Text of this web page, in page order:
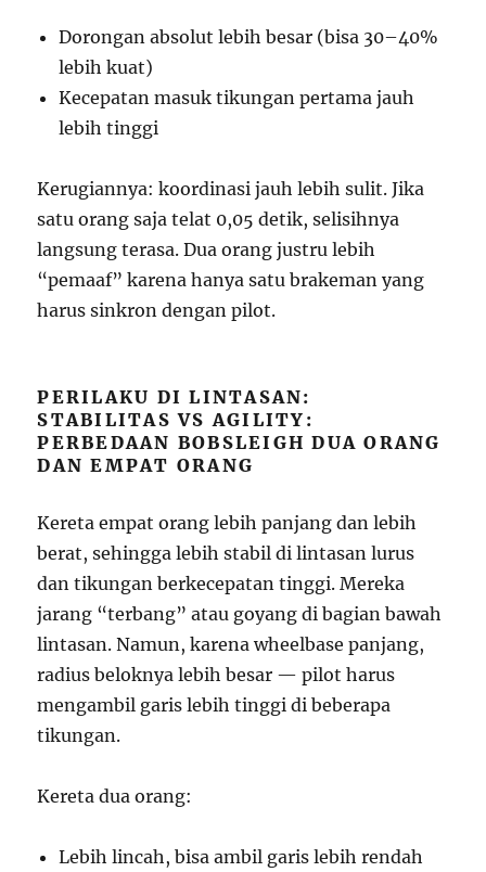
Dorongan absolut lebih besar (bisa 30–40%
lebih kuat)
Kecepatan masuk tikungan pertama jauh
lebih tinggi
Kerugiannya: koordinasi jauh lebih sulit. Jika
satu orang saja telat 0,05 detik, selisihnya
langsung terasa. Dua orang justru lebih
“pemaaf” karena hanya satu brakeman yang
harus sinkron dengan pilot.
PERILAKU DI LINTASAN:
STABILITAS VS AGILITY:
PERBEDAAN BOBSLEIGH DUA ORANG
DAN EMPAT ORANG
Kereta empat orang lebih panjang dan lebih
berat, sehingga lebih stabil di lintasan lurus
dan tikungan berkecepatan tinggi. Mereka
jarang “terbang” atau goyang di bagian bawah
lintasan. Namun, karena wheelbase panjang,
radius beloknya lebih besar — pilot harus
mengambil garis lebih tinggi di beberapa
tikungan.
Kereta dua orang:
Lebih lincah, bisa ambil garis lebih rendah